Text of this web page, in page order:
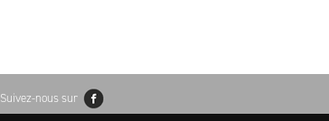
Suivez-nous sur